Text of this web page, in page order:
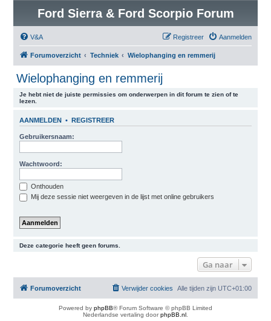
Ford Sierra & Ford Scorpio Forum
V&A Aanmelden
Registreer
Forumoverzicht Techniek Wielophanging en remmerij
Wielophanging en remmerij
Je hebt niet de juiste permissies om onderwerpen in dit forum te zien of te
lezen.
AANMELDEN • REGISTREER
Gebruikersnaam:
Wachtwoord:
Onthouden
Mij deze sessie niet weergeven in de lijst met online gebruikers
Deze categorie heeft geen forums.
Ga naar
Forumoverzicht Alle tijden zijn UTC+01:00
Verwijder cookies
Powered by phpBB® Forum Software © phpBB Limited
Nederlandse vertaling doorphpBB.nl